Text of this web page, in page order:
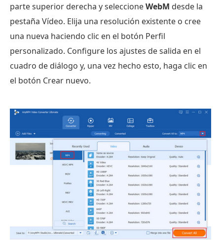
parte superior derecha y seleccioneWebM desde la
pestaña Vídeo. Elija una resolución existente o cree
una nueva haciendo clic en el botón Perfil
personalizado. Configure los ajustes de salida en el
cuadro de diálogo y, una vez hecho esto, haga clic en
el botón Crear nuevo.